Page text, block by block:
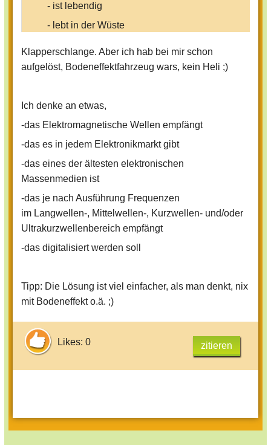
- ist lebendig
- lebt in der Wüste
- rasselt, wenn Gefahr droht
ihr müsst nur den allgemeinen Namen
...der komplette Name ist nur für richtige
Rätsler
Klapperschlange. Aber ich hab bei mir schon
aufgelöst, Bodeneffektfahrzeug wars, kein Heli ;)
Ich denke an etwas,
-das Elektromagnetische Wellen empfängt
-das es in jedem Elektronikmarkt gibt
-das eines der ältesten elektronischen
Massenmedien ist
-das je nach Ausführung Frequenzen
im Langwellen-, Mittelwellen-, Kurzwellen- und/oder
Ultrakurzwellenbereich empfängt
-das digitalisiert werden soll
Tipp: Die Lösung ist viel einfacher, als man denkt, nix
mit Bodeneffekt o.ä. ;)
Likes: 0 zitieren